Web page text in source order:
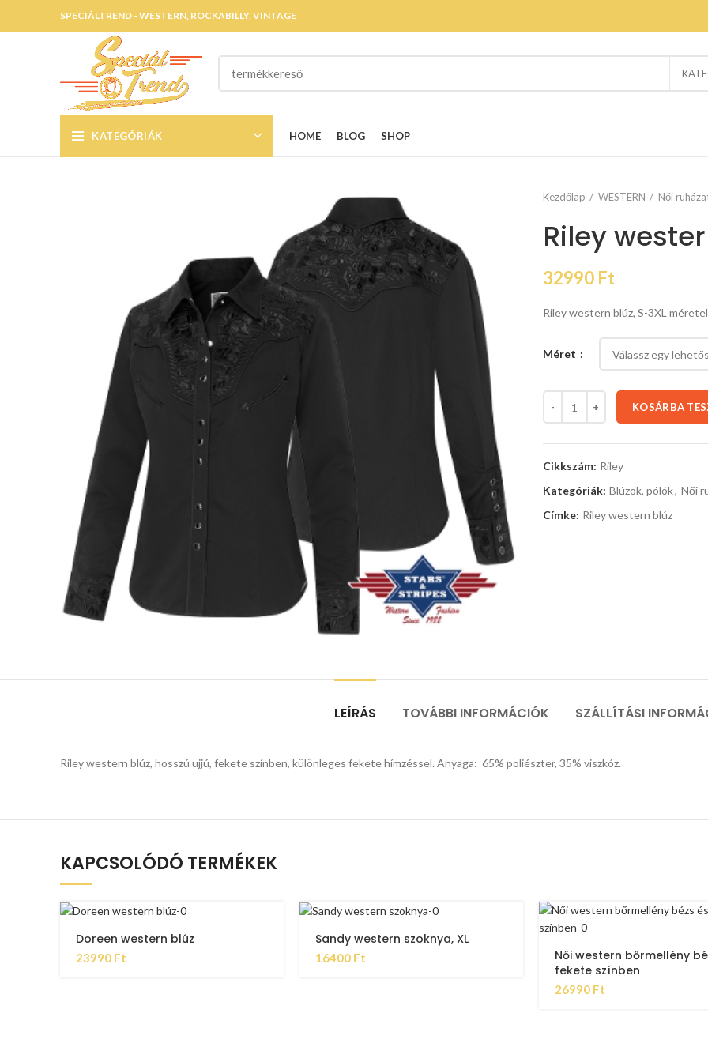
SPECIÁLTREND - WESTERN, ROCKABILLY, VINTAGE
KATEGÓRIÁK HOME BLOG SHOP
Kezdőlap WESTERN Női
Riley
32990 Ft
Riley western blúz, S-3XL
Méret
KOSÁRBA
Cikkszám: Riley
Kategóriák: Blúzok, pólók, Női
Címke: Riley western blúz
LEÍRÁS TOVÁBBI INFORMÁCIÓK SZÁLLÍTÁSI
Riley western blúz, hosszú ujjú, fekete színben, különleges fekete hímzéssel. Anyaga: 65% poliészter, 35% viszkóz.
KAPCSOLÓDÓ TERMÉKEK
Doreen western blúz
23990 Ft
Sandy western szoknya, XL
16400 Ft
Női western bőrmellény
fekete színben
26990 Ft